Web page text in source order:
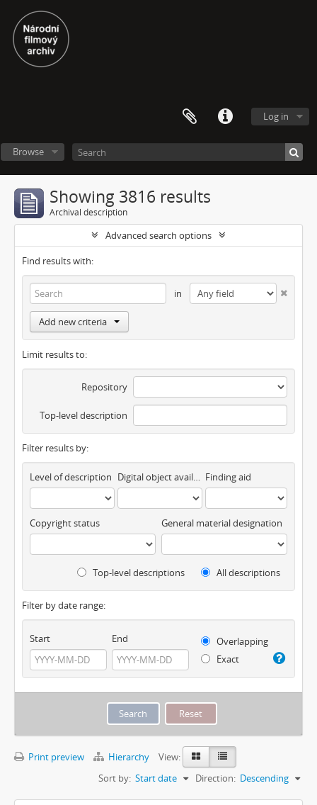
Log in
Browse
Showing 3816 results
Archival description
Advanced search options
Find results with:
in
Add new criteria
Limit results to:
Repository
Top-level description
Filter results by:
Level of description Digital object available Finding aid
Copyright status General material designation
Top-level descriptions All descriptions
Filter by date range:
Start End
Overlapping
Exact
Print preview Hierarchy
View:
Sort by: Start date Direction: Descending